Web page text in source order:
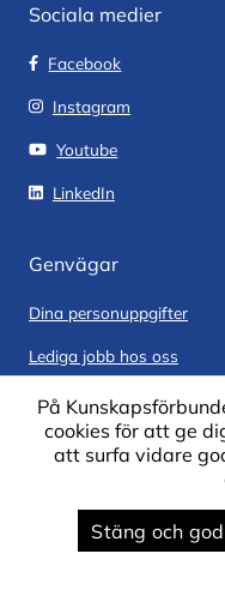
Sociala medier
Facebook
Instagram
Youtube
LinkedIn
Genvägar
Dina personuppgifter
Lediga jobb hos oss
Offentliga handlingar
Vår digitala anslagstavla
Om webbplatsen
På
cookies för att ge
att surfa vidare
Stäng och